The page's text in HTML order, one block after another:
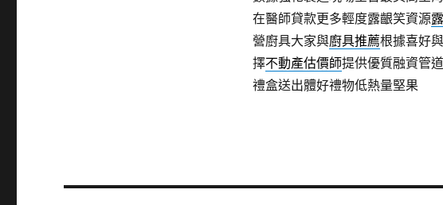
在醫師貸款更多輕度露齦笑資源
營廚具大家與廚具推薦根據喜好
擇不動產估價師提供優質融資管
禮盒送出體好禮物低熱量堅果